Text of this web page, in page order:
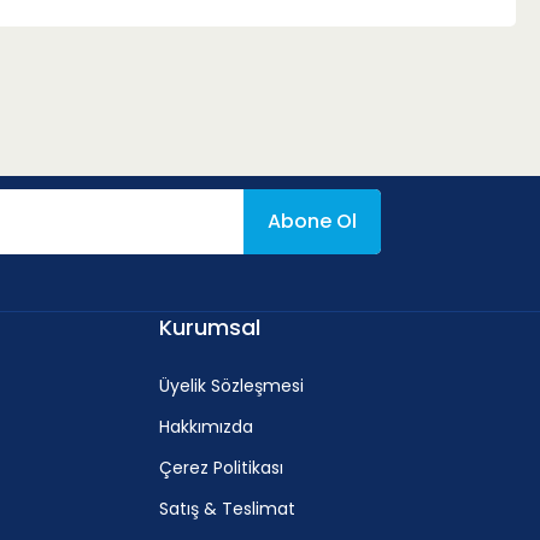
Abone Ol
Kurumsal
Üyelik Sözleşmesi
Hakkımızda
Çerez Politikası
Satış & Teslimat